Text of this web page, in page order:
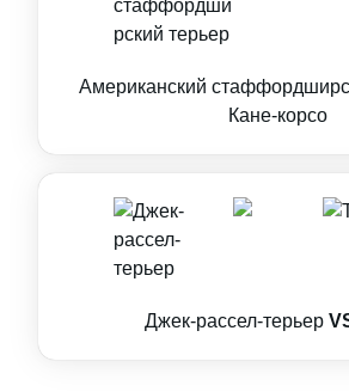
Американский
Кане-корсо
Джек-рассел-терьер